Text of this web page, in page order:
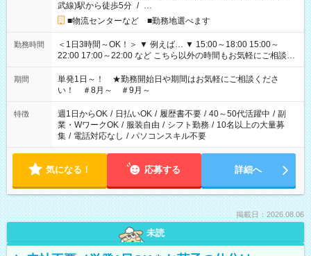
武線)駅から徒歩5分 / …
■物流センターなど ■勤務地選べます
勤務時間
＜1日3時間～OK！＞ ▼ 例えば… ▼ 15:00～18:00 15:00～
22:00 17:00～22:00 など こちら以外の時間もお気軽にご相談く
ださい！
期間
単発1日～！ ★勤務開始日や期間はお気軽にご相談くださ
い！ ＃8月～ ＃9月～
特徴 週1日からOK / 日払いOK / 履歴書不要 / 40～50代活躍中 / 副
業・WワークOK / 服装自由 / シフト勤務 / 10名以上の大量募
集 / 電話対応なし / パソコンスキル不要
気になる！ 応募する 詳細へ
掲載日：2026.08.06
未読